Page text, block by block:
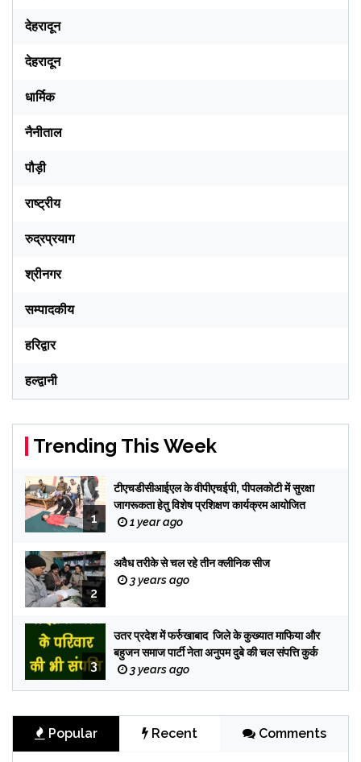
देहरादून
देहरादून
धार्मिक
नैनीताल
पौड़ी
राष्ट्रीय
रुद्रप्रयाग
श्रीनगर
सम्पादकीय
हरिद्वार
हल्द्वानी
Trending This Week
1
टीएचडीसीआईएल के वीपीएचईपी, पीपलकोटी में सुरक्षा
जागरूकता हेतु विशेष प्रशिक्षण कार्यक्रम आयोजित
1 year ago
2
अवैध तरीके से चल रहे तीन क्लीनिक सीज
3 years ago
3
उतर प्रदेश में फर्रुखाबाद जिले के कुख्यात माफिया और
बहुजन समाज पार्टी नेता अनुपम दुबे की चल संपत्ति कुर्क
3 years ago
Popular Recent Comments